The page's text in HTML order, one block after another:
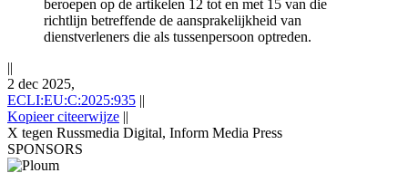
beroepen op de artikelen 12 tot en met 15 van die
richtlijn betreffende de aansprakelijkheid van
dienstverleners die als tussenpersoon optreden.
||
2 dec 2025,
ECLI:EU:C:2025:935 ||
Kopieer citeerwijze ||
X tegen Russmedia Digital, Inform Media Press
SPONSORS